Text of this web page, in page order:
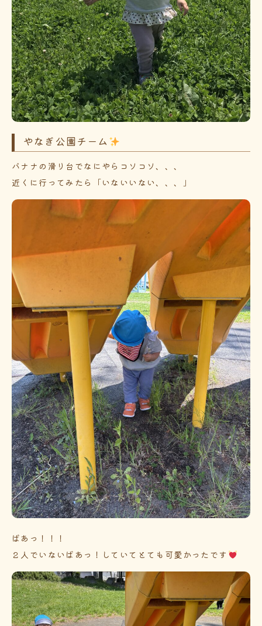
やなぎ公園チーム
バナナの滑り台でなにやらコソコソ、、、
近くに行ってみたら「いないいない、、、」
ばあっ！！！
２人でいないばあっ！していてとても可愛かったです